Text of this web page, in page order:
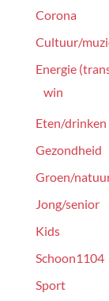
Corona
Cultuur/
Energie
win
Eten/drinken
Gezondheid
Groen/
Jong/senior
Kids
Schoon1104
Sport